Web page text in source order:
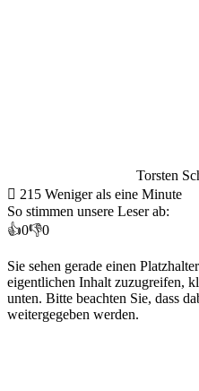
Torsten
215 Weniger als eine Minute
So stimmen unsere Leser ab:
👍0👎0
Sie sehen gerade einen
eigentlichen Inhalt zuzugreifen,
unten. Bitte beachten Sie, dass
weitergegeben werden.